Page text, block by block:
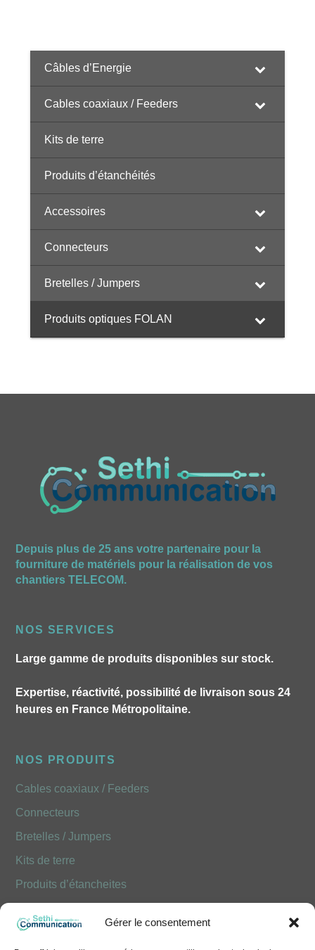
Gérer le consentement
Câbles d’Energie
Cables coaxiaux / Feeders
Kits de terre
Produits d’étanchéités
Accessoires
Connecteurs
Bretelles / Jumpers
Produits optiques FOLAN
Depuis plus de 25 ans votre partenaire pour la
fourniture de matériels pour la réalisation de vos
chantiers TELECOM.
NOS SERVICES
Large gamme de produits disponibles sur stock.
Expertise, réactivité, possibilité de livraison sous 24
heures en France Métropolitaine.
NOS PRODUITS
Cables coaxiaux / Feeders
Connecteurs
Bretelles / Jumpers
Kits de terre
Produits d’étancheites